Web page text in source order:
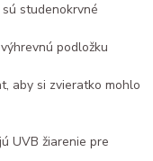
studenokrvné
podložku
aby si zvieratko mohlo
UVB žiarenie pre